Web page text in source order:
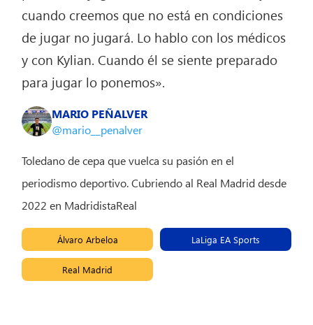
cuando creemos que no está en condiciones
de jugar no jugará. Lo hablo con los médicos
y con Kylian. Cuando él se siente preparado
para jugar lo ponemos».
MARIO PEÑALVER
@mario__penalver
Toledano de cepa que vuelca su pasión en el
periodismo deportivo. Cubriendo al Real Madrid desde
2022 en MadridistaReal
Álvaro Arbeloa LaLiga EA Sports
Real Madrid